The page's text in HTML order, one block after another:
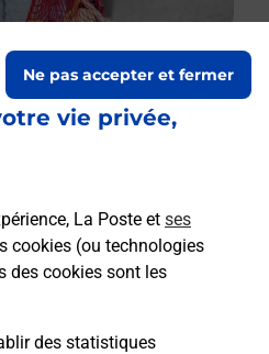
vie privée,
La Poste et ses
cookies (ou technologies
des cookies sont les
des statistiques
Ne pas accepter et fermer
Poste
onglet